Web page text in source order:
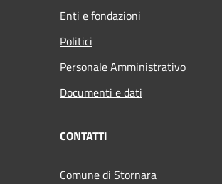
Enti e fondazioni
Politici
Personale Amministrativo
Documenti e dati
CONTATTI
Comune di Stornara